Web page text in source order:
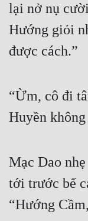
Huyền Huyễn
Huyền Ảo
Hài Hước
Học Đường
Khoa Huyễn
Khoa Huyễn Không
lại nở nụ
Hướng giỏi
được cách.”
“Ừm, cô đi
Huyền
Mạc Dao
tới trước bể
“Hướng